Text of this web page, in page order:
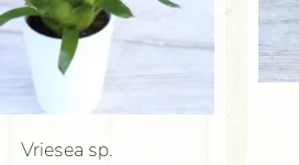
Vriesea sp.